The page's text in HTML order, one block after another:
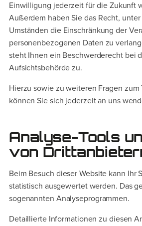
Einwilligung jederzeit für die Zukunft
Außerdem haben Sie das Recht,
Umständen die Einschränkung der
personenbezogenen Daten zu
steht Ihnen ein Beschwerderecht bei
Aufsichtsbehörde zu.
Hierzu sowie zu weiteren Fragen zum
können Sie sich jederzeit an uns
Analyse-Tools
von
Beim Besuch dieser Website kann Ihr
statistisch ausgewertet werden. Das
sogenannten Analyseprogrammen.
Detaillierte Informationen zu diesen